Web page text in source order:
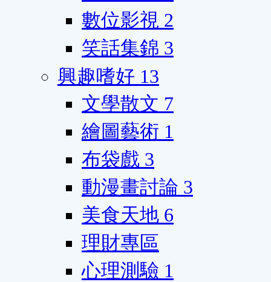
數位影視 2
笑話集錦 3
興趣嗜好 13
文學散文 7
繪圖藝術 1
布袋戲 3
動漫畫討論 3
美食天地 6
理財專區
心理測驗 1